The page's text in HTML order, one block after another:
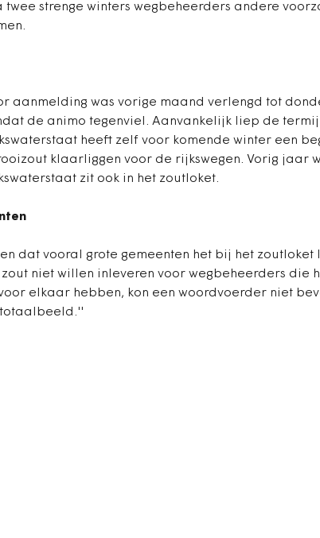
strenge winters wegbeheerders andere
aanmelding was vorige maand verlengd tot
de animo tegenviel. Aanvankelijk liep de
heeft zelf voor komende winter een
klaarliggen voor de rijkswegen. Vorig jaar
zit ook in het zoutloket.
dat vooral grote gemeenten het bij het zoutloket
niet willen inleveren voor wegbeheerders die
elkaar hebben, kon een woordvoerder niet
totaalbeeld.''